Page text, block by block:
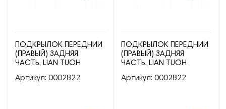
ПОДКРЫЛОК ПЕРЕДНИЙ
(ПРАВЫЙ) ЗАДНЯЯ
ЧАСТЬ, LIAN TUOH
Артикул: 0002822
ПОДКРЫЛОК ПЕРЕДНИЙ
(ПРАВЫЙ) ЗАДНЯЯ
ЧАСТЬ, LIAN TUOH
Артикул: 0002822